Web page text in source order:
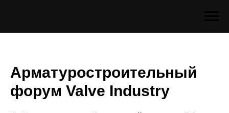
Арматуростроительный
форум Valve Industry